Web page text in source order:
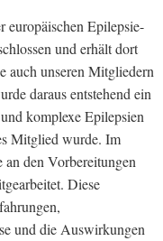
Epilepsie-
und erhält dort
auch unseren Mitgliedern
daraus entstehend ein
komplexe Epilepsien
Mitglied wurde. Im
an den Vorbereitungen
Diese
und die Auswirkungen